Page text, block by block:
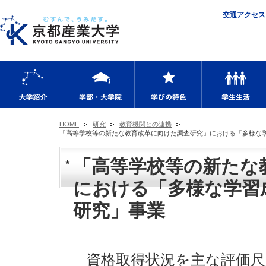
交通アクセス
大学紹介 学部・大学院 学びの特色
HOME 研究
教育機関との連携
「高等学校等の新たな教育改革に向けた調査研究」における「多様
「高等学校等の新た
における「多様な学
研究」事業
資格取得状況を主な評価